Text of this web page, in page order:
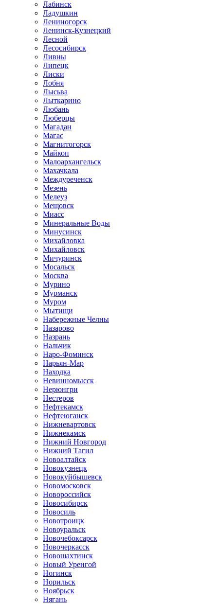
Лабинск
Ладушкин
Лениногорск
Ленинск-Кузнецкий
Лесной
Лесосибирск
Ливны
Липецк
Лиски
Лобня
Лысьва
Лыткарино
Любань
Люберцы
Магадан
Магас
Магнитогорск
Майкоп
Малоархангельск
Махачкала
Междуреченск
Мезень
Мелеуз
Мещовск
Миасс
Минеральные Воды
Минусинск
Михайловка
Михайловск
Мичуринск
Мосальск
Москва
Мурино
Мурманск
Муром
Мытищи
Набережные Челны
Назарово
Назрань
Нальчик
Наро-Фоминск
Нарьян-Мар
Находка
Невинномысск
Нерюнгри
Нестеров
Нефтекамск
Нефтеюганск
Нижневартовск
Нижнекамск
Нижний Новгород
Нижний Тагил
Новоалтайск
Новокузнецк
Новокуйбышевск
Новомосковск
Новороссийск
Новосибирск
Новосиль
Новотроицк
Новоуральск
Новочебоксарск
Новочеркасск
Новошахтинск
Новый Уренгой
Ногинск
Норильск
Ноябрьск
Нягань